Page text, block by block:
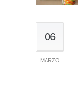
06
MARZO